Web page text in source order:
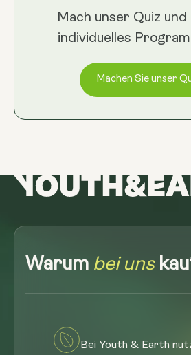
Mach unser Quiz
individuelles
Machen Sie unser
Warum bei uns
Bei Youth & Earth